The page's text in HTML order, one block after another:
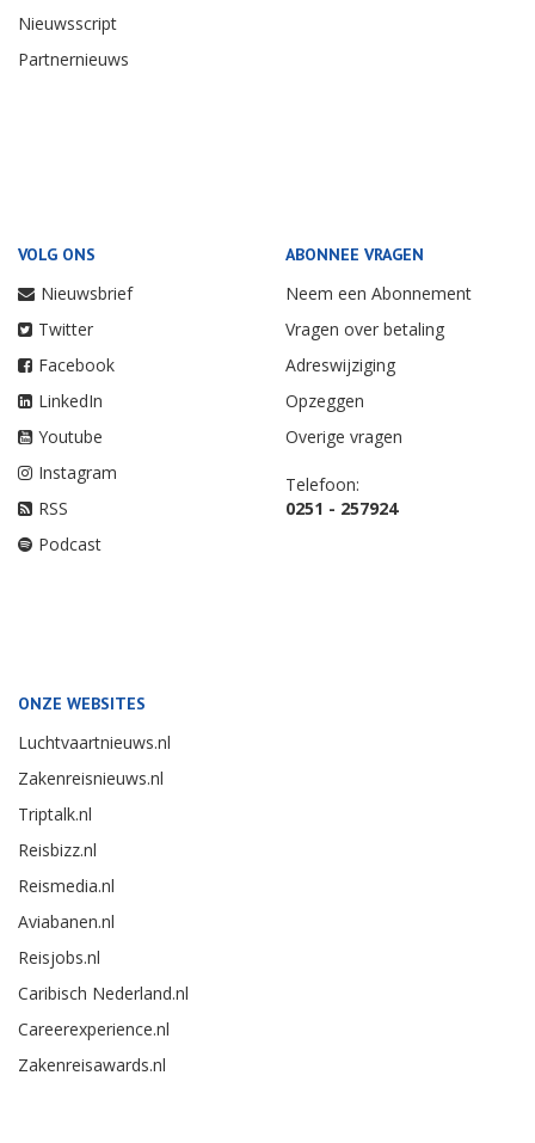
Nieuwsscript
Partnernieuws
VOLG ONS
Nieuwsbrief
Twitter
Facebook
LinkedIn
Youtube
Instagram
RSS
Podcast
ABONNEE VRAGEN
Neem een Abonnement
Vragen over betaling
Adreswijziging
Opzeggen
Overige vragen
Telefoon:
0251 - 257924
ONZE WEBSITES
Luchtvaartnieuws.nl
Zakenreisnieuws.nl
Triptalk.nl
Reisbizz.nl
Reismedia.nl
Aviabanen.nl
Reisjobs.nl
Caribisch Nederland.nl
Careerexperience.nl
Zakenreisawards.nl